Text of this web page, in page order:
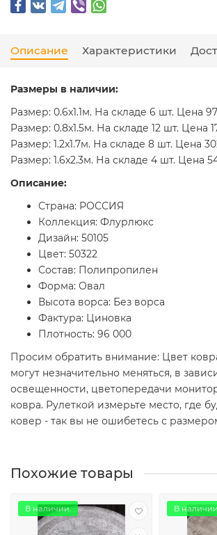
Описание Характеристики
Размеры в наличии:
Размер: 0.6x1.1м. На складе 6 шт. Цена
Размер: 0.8x1.5м. На складе 12 шт. Цена
Размер: 1.2x1.7м. На складе 8 шт. Цена
Размер: 1.6x2.3м. На складе 4 шт. Цена
Описание:
Страна: РОССИЯ
Коллекция: Флурлюкс
Дизайн: 50105
Цвет: 50322
Состав: Полипропилен
Форма: Овал
Высота ворса: Без ворса
Фактура: Циновка
Плотность: 96 000
Просим обратить внимание: Цвет
могут незначительно меняться, в
освещенности, цветопередачи
ковра. Рулеткой измерьте место, где
ковер - так вы не ошибетесь с
Похожие товары
В наличии. В